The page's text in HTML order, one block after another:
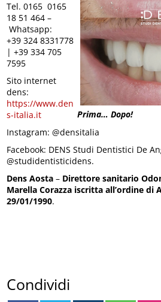
Prima… Dopo!
Tel. 0165 0165
18 51 464 –
Whatsapp:
+39 324 8331778
| +39 334 705
7595
Sito internet
dens:
https://www.den
s-italia.it
Instagram: @densitalia
Facebook: DENS Studi Dentistici De
@studidentisticidens.
Dens Aosta – Direttore sanitario
Marella Corazza iscritta all’ordine di
29/01/1990.
Condividi